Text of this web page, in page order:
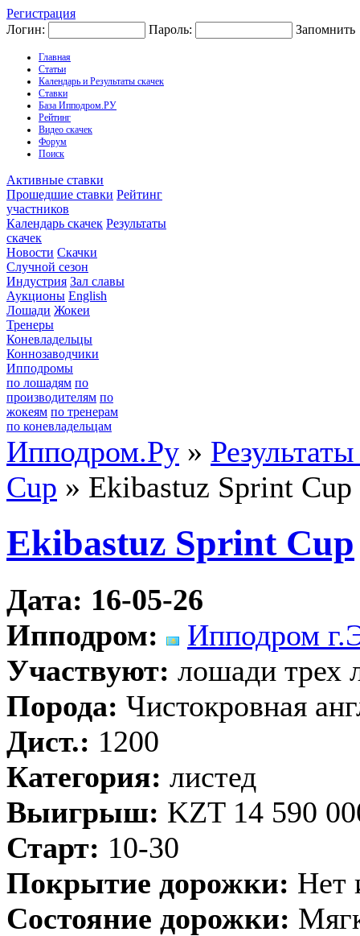
Регистрация
Логин:
Пароль: Запомнить
Главная
Статьи
Календарь и Результаты скачек
Ставки
База Ипподром.РУ
Рейтинг
Видео скачек
Форум
Поиск
Активные ставки
Прошедшие ставки Рейтинг
участников
Календарь скачек Результаты
скачек
Новости Скачки
Случной сезон
Индустрия Зал славы
Аукционы English
Лошади Жокеи
Тренеры
Коневладельцы
Коннозаводчики
Ипподромы
по лошадям по
производителям по
жокеям по тренерам
по коневладельцам
Ипподром.Ру »
Cup » Ekibastuz Sprint Cup
Ekibastuz Sprint Cup
Дата: 16-05-26
Ипподром:
Ипподром
Участвуют: лошади трех
Порода: Чистокровная
Дист.: 1200
Категория: листед
Выигрыш: KZT 14 590
Старт: 10-30
Покрытие дорожки: Нет
Состояние дорожки: